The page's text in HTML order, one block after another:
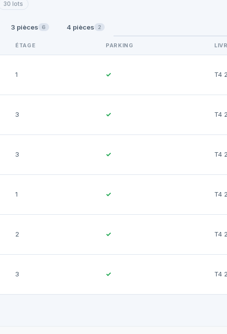
30 lots
3 pièces 6 4 pièces 2
ÉTAGE PARKING
1 ✓ T4
3 ✓ T4
3 ✓ T4
1 ✓ T4
2 ✓ T4
3 ✓ T4